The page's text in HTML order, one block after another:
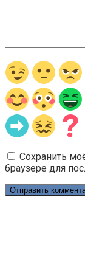
Сохранить
браузере для